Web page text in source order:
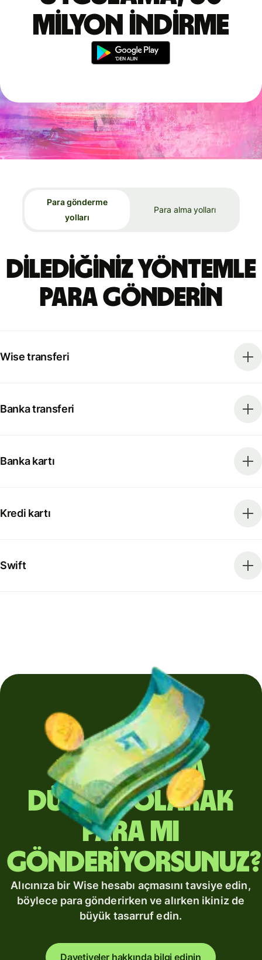
milyon indirme
Para gönderme
yolları
Para alma yolları
Dilediğiniz yöntemle
para gönderin
Wise transferi
Banka transferi
Banka kartı
Kredi kartı
Swift
Yurt dışına
düzenli olarak
para mı
gönderiyorsunuz?
Alıcınıza bir Wise hesabı açmasını tavsiye edin,
böylece para gönderirken ve alırken ikiniz de
büyük tasarruf edin.
Davetiyeler hakkında bilgi edinin